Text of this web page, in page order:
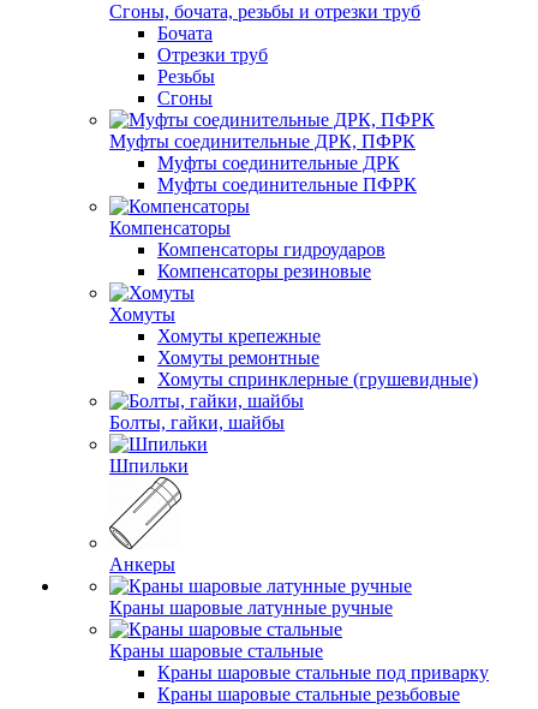
Сгоны, бочата, резьбы и отрезки труб
Бочата
Отрезки труб
Резьбы
Сгоны
Муфты соединительные ДРК, ПФРК
Муфты соединительные ДРК
Муфты соединительные ПФРК
Компенсаторы
Компенсаторы гидроударов
Компенсаторы резиновые
Хомуты
Хомуты крепежные
Хомуты ремонтные
Хомуты спринклерные (грушевидные)
Болты, гайки, шайбы
Шпильки
Анкеры
Краны шаровые латунные ручные
Краны шаровые стальные
Краны шаровые стальные под приварку
Краны шаровые стальные резьбовые